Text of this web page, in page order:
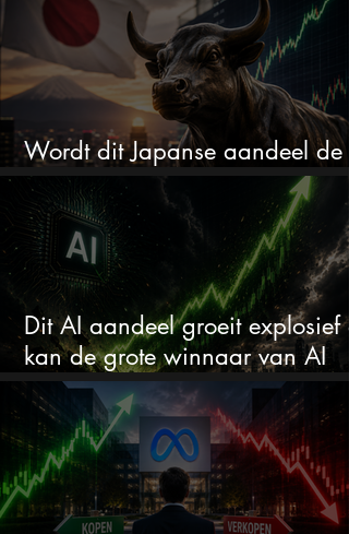
Wordt dit Japanse aandeel de
comeback kid van 2026?
Dit AI aandeel groeit explosief
kan de grote winnaar van AI
worden